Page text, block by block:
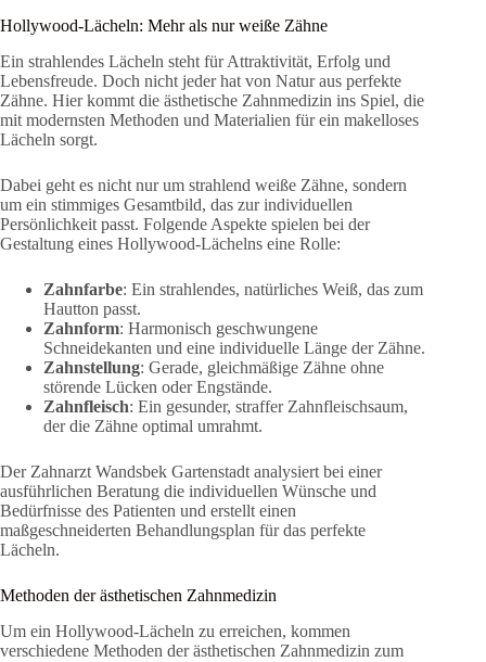
Hollywood-Lächeln: Mehr als nur weiße Zähne
Ein strahlendes Lächeln steht für Attraktivität, Erfolg und
Lebensfreude. Doch nicht jeder hat von Natur aus perfekte
Zähne. Hier kommt die ästhetische Zahnmedizin ins Spiel, die
mit modernsten Methoden und Materialien für ein makelloses
Lächeln sorgt.
Dabei geht es nicht nur um strahlend weiße Zähne, sondern
um ein stimmiges Gesamtbild, das zur individuellen
Persönlichkeit passt. Folgende Aspekte spielen bei der
Gestaltung eines Hollywood-Lächelns eine Rolle:
Zahnfarbe: Ein strahlendes, natürliches Weiß, das zum
Hautton passt.
Zahnform: Harmonisch geschwungene
Schneidekanten und eine individuelle Länge der Zähne.
Zahnstellung: Gerade, gleichmäßige Zähne ohne
störende Lücken oder Engstände.
Zahnfleisch: Ein gesunder, straffer Zahnfleischsaum,
der die Zähne optimal umrahmt.
Der Zahnarzt Wandsbek Gartenstadt analysiert bei einer
ausführlichen Beratung die individuellen Wünsche und
Bedürfnisse des Patienten und erstellt einen
maßgeschneiderten Behandlungsplan für das perfekte
Lächeln.
Methoden der ästhetischen Zahnmedizin
Um ein Hollywood-Lächeln zu erreichen, kommen
verschiedene Methoden der ästhetischen Zahnmedizin zum